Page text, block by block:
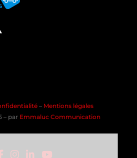
– Mentions légales
– par Emmaluc Communication